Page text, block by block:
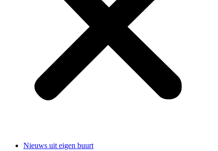
Nieuws uit eigen buurt